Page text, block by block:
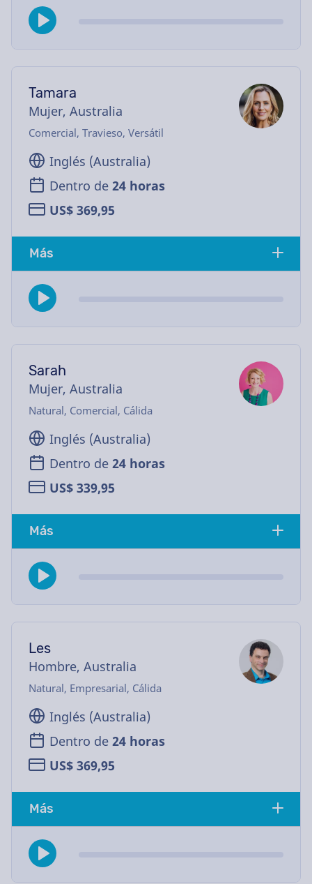
Tamara
Mujer, Australia
Comercial, Travieso, Versátil
Inglés (Australia)
Dentro de 24 horas
US$ 369,95
Más
Sarah
Mujer, Australia
Natural, Comercial, Cálida
Inglés (Australia)
Dentro de 24 horas
US$ 339,95
Más
Les
Hombre, Australia
Natural, Empresarial, Cálida
Inglés (Australia)
Dentro de 24 horas
US$ 369,95
Más